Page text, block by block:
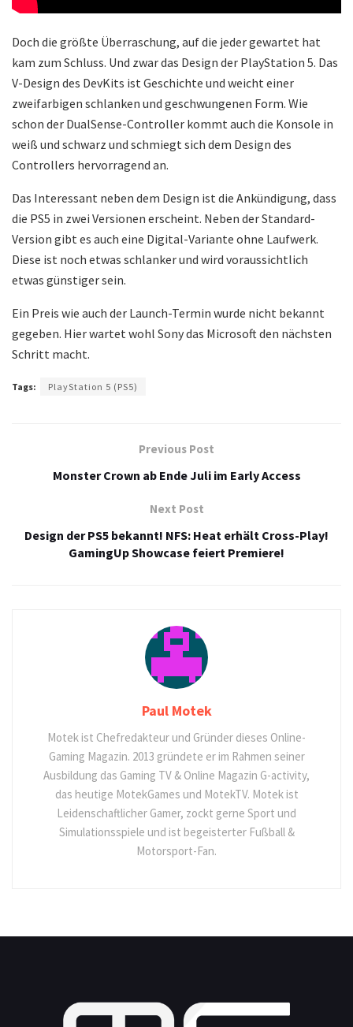
Doch die größte Überraschung, auf die jeder gewartet hat
kam zum Schluss. Und zwar das Design der PlayStation 5. Das
V-Design des DevKits ist Geschichte und weicht einer
zweifarbigen schlanken und geschwungenen Form. Wie
schon der DualSense-Controller kommt auch die Konsole in
weiß und schwarz und schmiegt sich dem Design des
Controllers hervorragend an.
Das Interessant neben dem Design ist die Ankündigung, dass
die PS5 in zwei Versionen erscheint. Neben der Standard-
Version gibt es auch eine Digital-Variante ohne Laufwerk.
Diese ist noch etwas schlanker und wird voraussichtlich
etwas günstiger sein.
Ein Preis wie auch der Launch-Termin wurde nicht bekannt
gegeben. Hier wartet wohl Sony das Microsoft den nächsten
Schritt macht.
Tags: PlayStation 5 (PS5)
Previous Post
Monster Crown ab Ende Juli im Early Access
Next Post
Design der PS5 bekannt! NFS: Heat erhält Cross-Play!
GamingUp Showcase feiert Premiere!
Paul Motek
Motek ist Chefredakteur und Gründer dieses Online-
Gaming Magazin. 2013 gründete er im Rahmen seiner
Ausbildung das Gaming TV & Online Magazin G-activity,
das heutige MotekGames und MotekTV. Motek ist
Leidenschaftlicher Gamer, zockt gerne Sport und
Simulationsspiele und ist begeisterter Fußball &
Motorsport-Fan.